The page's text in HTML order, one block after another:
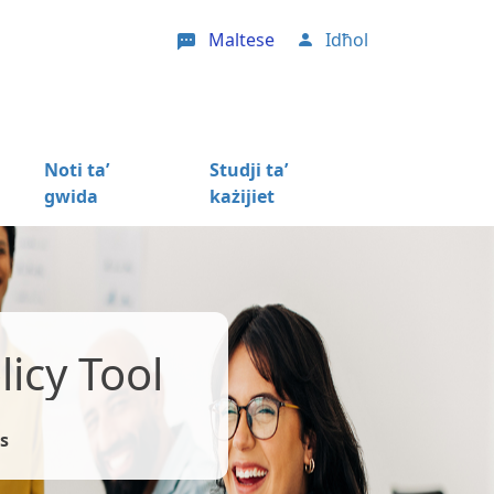
Maltese User account menu
Idħol
Noti ta’
gwida
Studji ta’
każijiet
Tool